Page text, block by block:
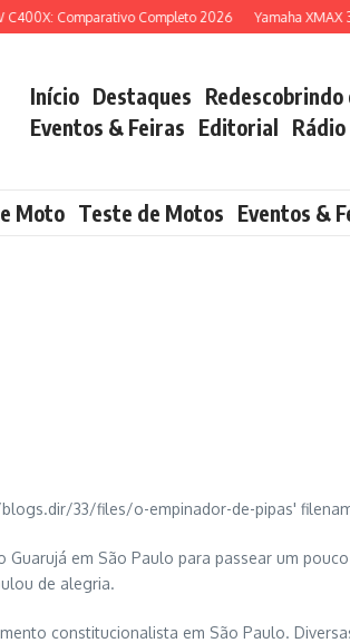
Comparativo Completo 2026 Yamaha XMAX 300
Início Destaques
Eventos & Feiras Editorial
Moto Teste de Motos Eventos &
em São Paulo para passear um
de alegria.
constitucionalista em São Paulo.